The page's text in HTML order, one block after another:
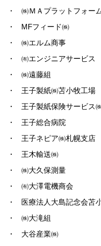
・
㈱ＭＡプラットフォー
・
MFフィード㈱
・
㈱エルム商事
・
㈲エンジニアサービス
・
㈱遠藤組
・
王子製紙㈱苫小牧工場
・
王子製紙保険サービス
・
王子総合病院
・
王子ネピア㈱札幌支店
・
王木輸送㈱
・
㈱大久保測量
・
㈲大澤電機商会
・
医療法人大島記念会苫
・
㈱大滝組
・
大谷産業㈱